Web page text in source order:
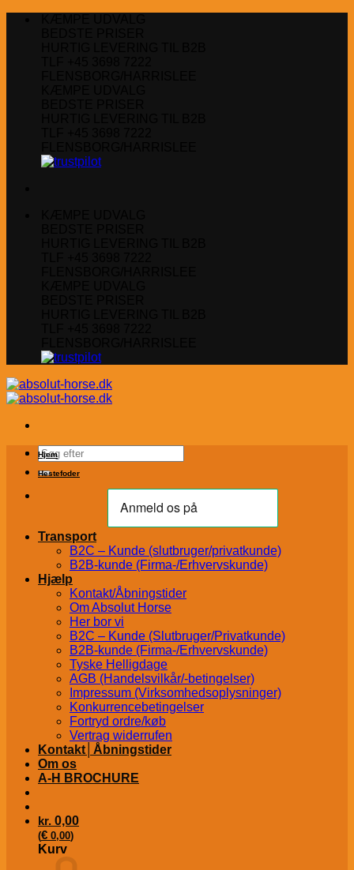
Søg
efter:
Transport
B2C – Kunde (slutbruger/privatkunde)
B2B-kunde (Firma-/Erhvervskunde)
Hjælp
Kontakt/Åbningstider
Om Absolut Horse
Her bor vi
B2C – Kunde (Slutbruger/Privatkunde)
B2B-kunde (Firma-/Erhvervskunde)
Tyske Helligdage
AGB (Handelsvilkår/-betingelser)
Impressum (Virksomhedsoplysninger)
Konkurrencebetingelser
Fortryd ordre/køb
Vertrag widerrufen
Kontakt│Åbningstider
Om os
A-H BROCHURE
kr. 0,00
(€ 0,00)
Kurv
Hjem
Hestefoder